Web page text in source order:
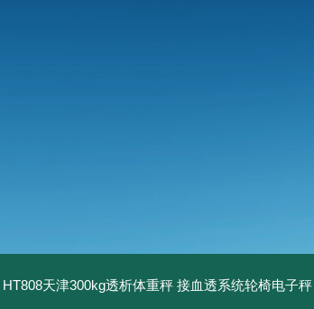
HT808天津300kg透析体重秤 接血透系统轮椅电子秤